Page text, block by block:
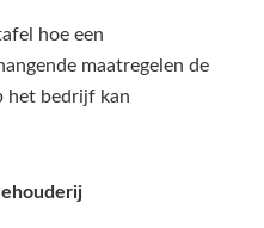
hoe een
maatregelen de
het bedrijf kan